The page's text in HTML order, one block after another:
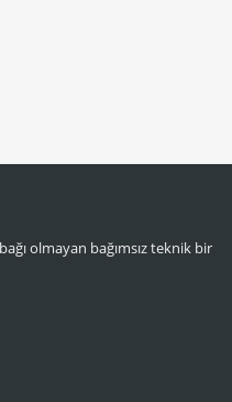
olmayan bağımsız teknik bir